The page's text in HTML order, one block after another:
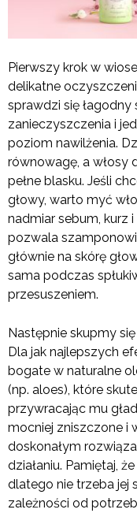
Pierwszy krok w
delikatne
sprawdzi się
zanieczyszczenia i
poziom nawilżenia.
równowagę, a włosy
pełne blasku. Jeśli
głowy, warto myć
nadmiar sebum, kurz
pozwala szamponowi
głównie na skórę
sama podczas
przesuszeniem.
Następnie skupmy
Dla jak najlepszych
bogate w naturalne
(np. aloes), które
przywracając mu
mocniej zniszczone i
doskonałym
działaniu. Pamiętaj,
dlatego nie trzeba jej
zależności od